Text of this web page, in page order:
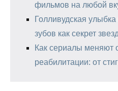
фильмов на любой
Голливудская
зубов как секрет звезд
Как сериалы меняют
реабилитации: от